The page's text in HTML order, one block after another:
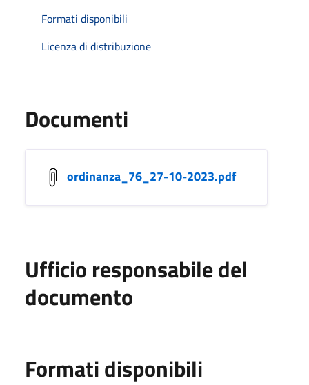
Formati disponibili
Licenza di distribuzione
Documenti
ordinanza_76_27-10-2023.pdf
Ufficio responsabile del
documento
Formati disponibili